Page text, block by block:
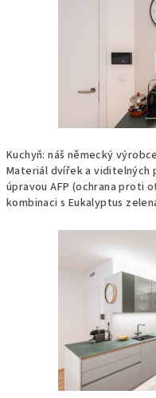
Kuchyň: náš německý
Materiál dvířek a viditelných
úpravou AFP (ochrana proti
kombinaci s Eukalyptus